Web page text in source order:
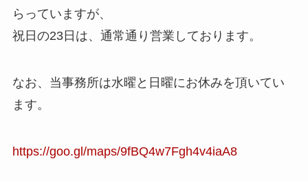
らっていますが、
祝日の23日は、通常通り営業しております。
なお、当事務所は水曜と日曜にお休みを頂いてい
ます。
https://goo.gl/maps/9fBQ4w7Fgh4v4iaA8